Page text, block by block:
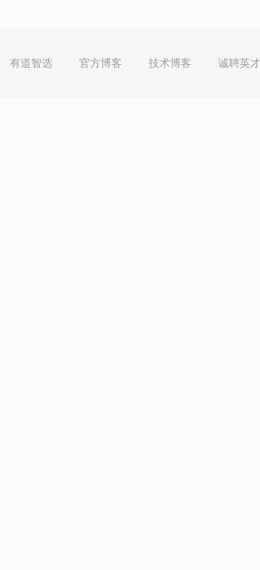
有道智选 官方博客 技术博客 诚聘英才